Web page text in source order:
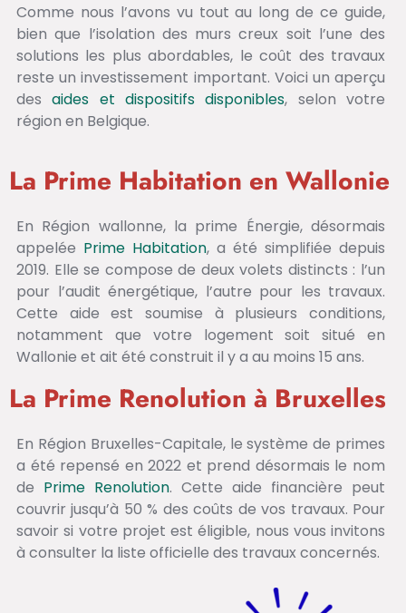
Comme nous l’avons vu tout au long de ce guide,
bien que l’isolation des murs creux soit l’une des
solutions les plus abordables, le coût des travaux
reste un investissement important. Voici un aperçu
desaides et dispositifs disponibles, selon votre
région en Belgique.
La Prime Habitation en Wallonie
En Région wallonne, la prime Énergie, désormais
appelée Prime Habitation, a été simplifiée depuis
2019. Elle se compose de deux volets distincts : l’un
pour l’audit énergétique, l’autre pour les travaux.
Cette aide est soumise à plusieurs conditions,
notamment que votre logement soit situé en
Wallonie et ait été construit il y a au moins 15 ans.
La Prime Renolution à Bruxelles
En Région Bruxelles-Capitale, le système de primes
a été repensé en 2022 et prend désormais le nom
de Prime Renolution. Cette aide financière peut
couvrir jusqu’à 50 % des coûts de vos travaux. Pour
savoir si votre projet est éligible, nous vous invitons
à consulter la liste officielle des travaux concernés.